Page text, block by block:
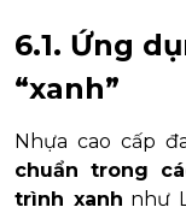
6.1. Ứng
“xanh”
Nhựa cao cấp
chuẩn trong
trình xanh như